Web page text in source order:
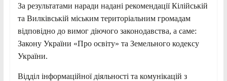
За результатами наради надані рекомендації Кілійській
та Вилківській міським територіальним громадам
відповідно до вимог діючого законодавства, а саме:
Закону України «Про освіту» та Земельного кодексу
України.
Відділ інформаційної діяльності та комунікацій з